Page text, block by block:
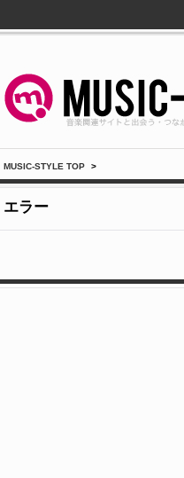
MUSIC-STYLE TOP >
エラー